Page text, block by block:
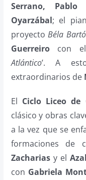
Serrano,
Oyarzábal; el
proyectoBéla
Guerreirocon el
Atlántico’. A
extraordinarios de
El Ciclo Liceo de
clásico y obras
a la vez que se
formaciones de
Zachariasy el
con Gabriela